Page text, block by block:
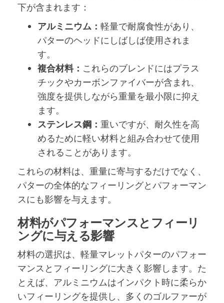
下が含まれます：
アルミニウム： 軽量で耐腐食性があり、
パターのヘッドにしばしば使用されま
す。
複合材料： これらのブレンドにはプラス
チックやカーボンファイバーが含まれ、
強度を提供しながら重量を最小限に抑え
ます。
ステンレス鋼： 重いですが、耐久性を高
めるために軽い材料と組み合わせて使用
されることがあります。
これらの材料は、重量に寄与するだけでなく、
パターの全体的なフィーリングとパフォーマン
スにも影響を与えます。
材料がパフォーマンスとフィーリ
ングに与える影響
材料の選択は、軽量マレットパターのパフォー
マンスとフィーリングに大きく影響します。た
とえば、アルミニウムはインパクト時に柔らか
いフィーリングを提供し、多くのゴルファーが